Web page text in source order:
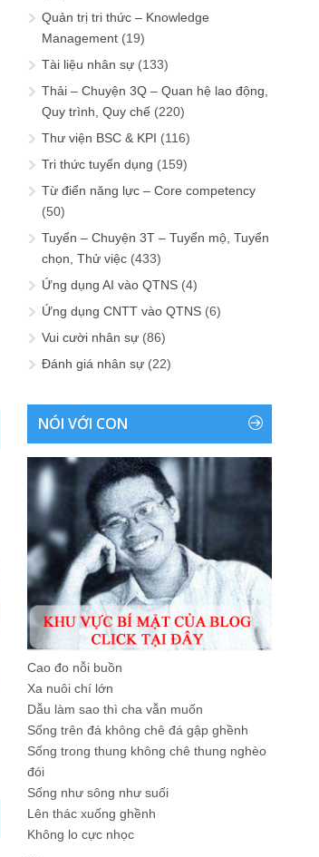
Quản trị tri thức – Knowledge
Management (19)
Tài liệu nhân sự (133)
Thải – Chuyện 3Q – Quan hệ lao động,
Quy trình, Quy chế (220)
Thư viện BSC & KPI (116)
Tri thức tuyển dụng (159)
Từ điển năng lực – Core competency
(50)
Tuyển – Chuyện 3T – Tuyển mộ, Tuyển
chọn, Thử việc (433)
Ứng dụng AI vào QTNS (4)
Ứng dụng CNTT vào QTNS (6)
Vui cười nhân sự (86)
Đánh giá nhân sự (22)
NÓI VỚI CON
Cao đo nỗi buồn
Xa nuôi chí lớn
Dẫu làm sao thì cha vẫn muốn
Sống trên đá không chê đá gập ghềnh
Sống trong thung không chê thung nghèo
đói
Sống như sông như suối
Lên thác xuống ghềnh
Không lo cực nhọc